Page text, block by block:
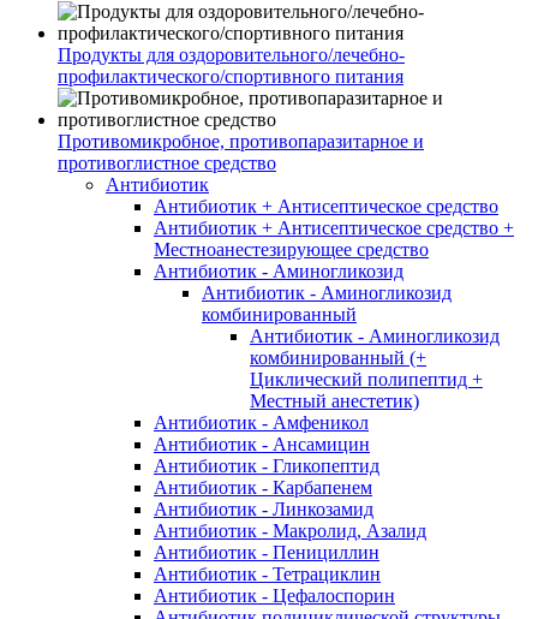
Продукты для оздоровительного/лечебно-
профилактического/спортивного питания
Противомикробное, противопаразитарное и
противоглистное средство
Антибиотик
Антибиотик + Антисептическое средство
Антибиотик + Антисептическое средство +
Местноанестезирующее средство
Антибиотик - Аминогликозид
Антибиотик - Аминогликозид
комбинированный
Антибиотик - Аминогликозид
комбинированный (+
Циклический полипептид +
Местный анестетик)
Антибиотик - Амфеникол
Антибиотик - Ансамицин
Антибиотик - Гликопептид
Антибиотик - Карбапенем
Антибиотик - Линкозамид
Антибиотик - Макролид, Азалид
Антибиотик - Пенициллин
Антибиотик - Тетрациклин
Антибиотик - Цефалоспорин